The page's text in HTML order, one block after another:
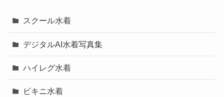
スクール水着
デジタルAI水着写真集
ハイレグ水着
ビキニ水着